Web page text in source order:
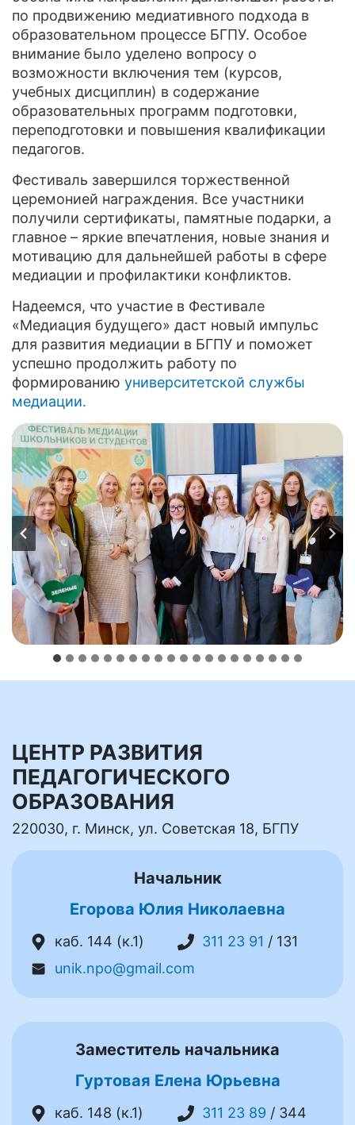
по продвижению медиативного подхода в
образовательном процессе БГПУ. Особое
внимание было уделено вопросу о
возможности включения тем (курсов,
учебных дисциплин) в содержание
образовательных программ подготовки,
переподготовки и повышения квалификации
педагогов.
Фестиваль завершился торжественной
церемонией награждения. Все участники
получили сертификаты, памятные подарки, а
главное – яркие впечатления, новые знания и
мотивацию для дальнейшей работы в сфере
медиации и профилактики конфликтов.
Надеемся, что участие в Фестивале
«Медиация будущего» даст новый импульс
для развития медиации в БГПУ и поможет
успешно продолжить работу по
формированию университетской службы
медиации.
ЦЕНТР РАЗВИТИЯ
ПЕДАГОГИЧЕСКОГО
ОБРАЗОВАНИЯ
220030, г. Минск, ул. Советская 18, БГПУ
Начальник
Егорова Юлия Николаевна
каб. 144 (к.1) 311 23 91 / 131
unik.npo@gmail.com
Заместитель начальника
Гуртовая Елена Юрьевна
каб. 148 (к.1) 311 23 89 / 344